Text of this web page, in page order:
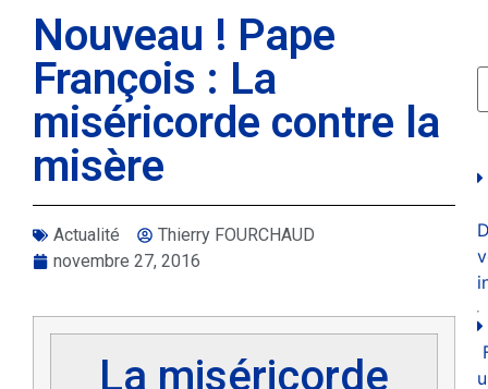
Nouveau ! Pape
François : La
miséricorde contre la
misère
Actualité
Thierry FOURCHAUD
novembre 27, 2016
La miséricorde